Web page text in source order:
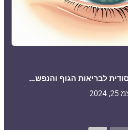
לבריאות הגוף והנפש…
2024